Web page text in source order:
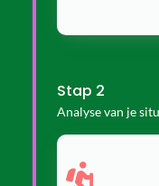
Stap 2
Analyse van je